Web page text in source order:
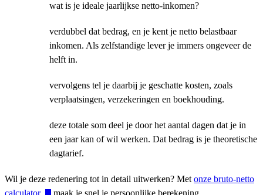
wat is je ideale jaarlijkse netto-inkomen?
verdubbel dat bedrag, en je kent je netto belastbaar
inkomen. Als zelfstandige lever je immers ongeveer de
helft in.
vervolgens tel je daarbij je geschatte kosten, zoals
verplaatsingen, verzekeringen en boekhouding.
deze totale som deel je door het aantal dagen dat je in
een jaar kan of wil werken. Dat bedrag is je theoretische
dagtarief.
Wil je deze redenering tot in detail uitwerken? Met onze bruto-netto
calculator
maak je snel je persoonlijke berekening.